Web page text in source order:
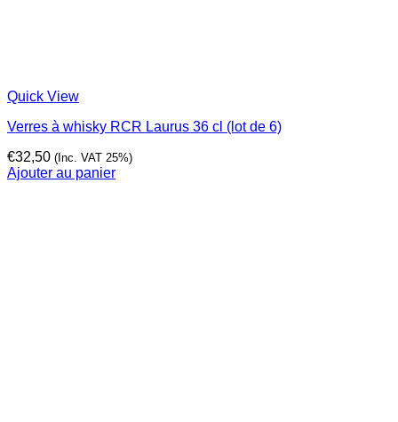
Quick View
Verres à whisky RCR Laurus 36 cl (lot de 6)
€32,50 (Inc. VAT 25%)
Ajouter au panier